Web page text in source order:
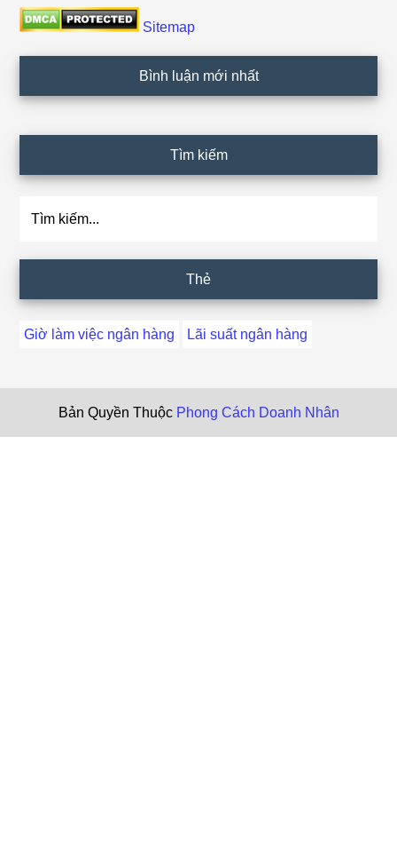
Sitemap
Bình luận mới nhất
Tìm kiếm
Thẻ
Giờ làm việc ngân hàng Lãi suất ngân hàng
Bản Quyền Thuộc Phong Cách Doanh Nhân